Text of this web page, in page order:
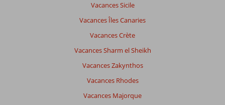
Vacances Sicile
Vacances Îles Canaries
Vacances Crète
Vacances Sharm el Sheikh
Vacances Zakynthos
Vacances Rhodes
Vacances Majorque